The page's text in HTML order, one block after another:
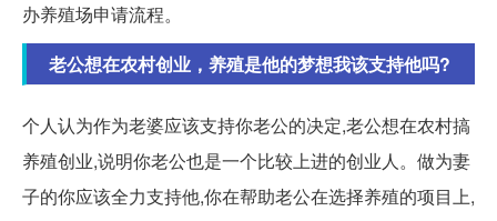
办养殖场申请流程。
老公想在农村创业，养殖是他的梦想我该支持他吗?
个人认为作为老婆应该支持你老公的决定,老公想在农村搞
养殖创业,说明你老公也是一个比较上进的创业人。做为妻
子的你应该全力支持他,你在帮助老公在选择养殖的项目上,